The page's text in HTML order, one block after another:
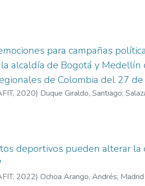
para campañas
alcaldía de Bogotá y
de Colombia del 27
, 2020) Duque Giraldo, Santiago;
deportivos pueden alterar
, 2022) Ochoa Arango, Andrés;